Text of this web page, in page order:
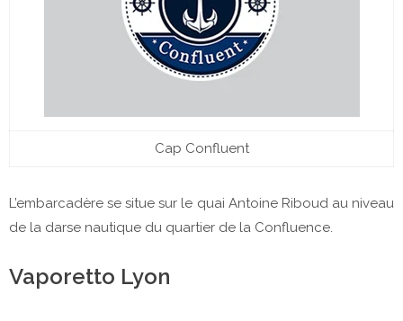
Cap Confluent
L’embarcadère se situe sur le quai Antoine Riboud au niveau
de la darse nautique du quartier de la Confluence.
Vaporetto Lyon